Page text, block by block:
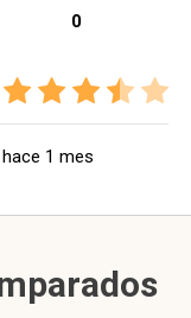
0
hace 1 mes